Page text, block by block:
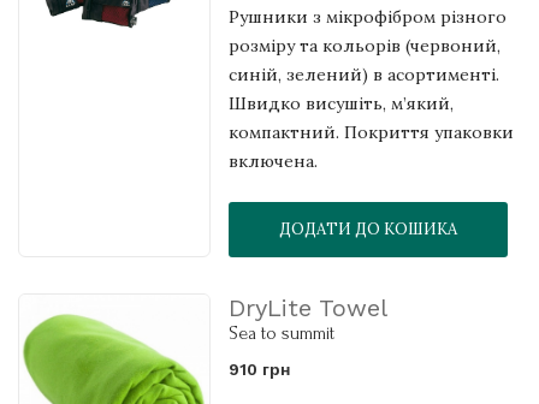
Рушники з мікрофібром різного
розміру та кольорів (червоний,
синій, зелений) в асортименті.
Швидко висушіть, м’який,
компактний. Покриття упаковки
включена.
ДОДАТИ ДО КОШИКА
DryLite Towel
Sea to summit
910 грн